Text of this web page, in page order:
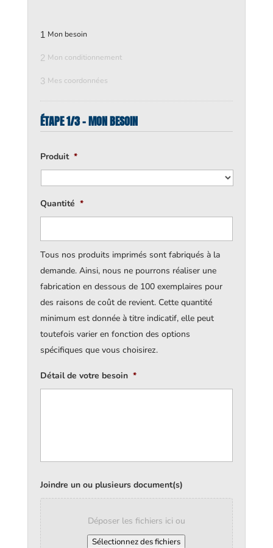
1 Mon besoin
2 Mon conditionnement
3 Mes coordonnées
ÉTAPE 1/3 - MON BESOIN
Produit *
Quantité *
Tous nos produits imprimés sont fabriqués à la
demande. Ainsi, nous ne pourrons réaliser une
fabrication en dessous de 100 exemplaires pour
des raisons de coût de revient. Cette quantité
minimum est donnée à titre indicatif, elle peut
toutefois varier en fonction des options
spécifiques que vous choisirez.
Détail de votre besoin *
Joindre un ou plusieurs document(s)
Déposer les fichiers ici ou
Sélectionnez des fichiers